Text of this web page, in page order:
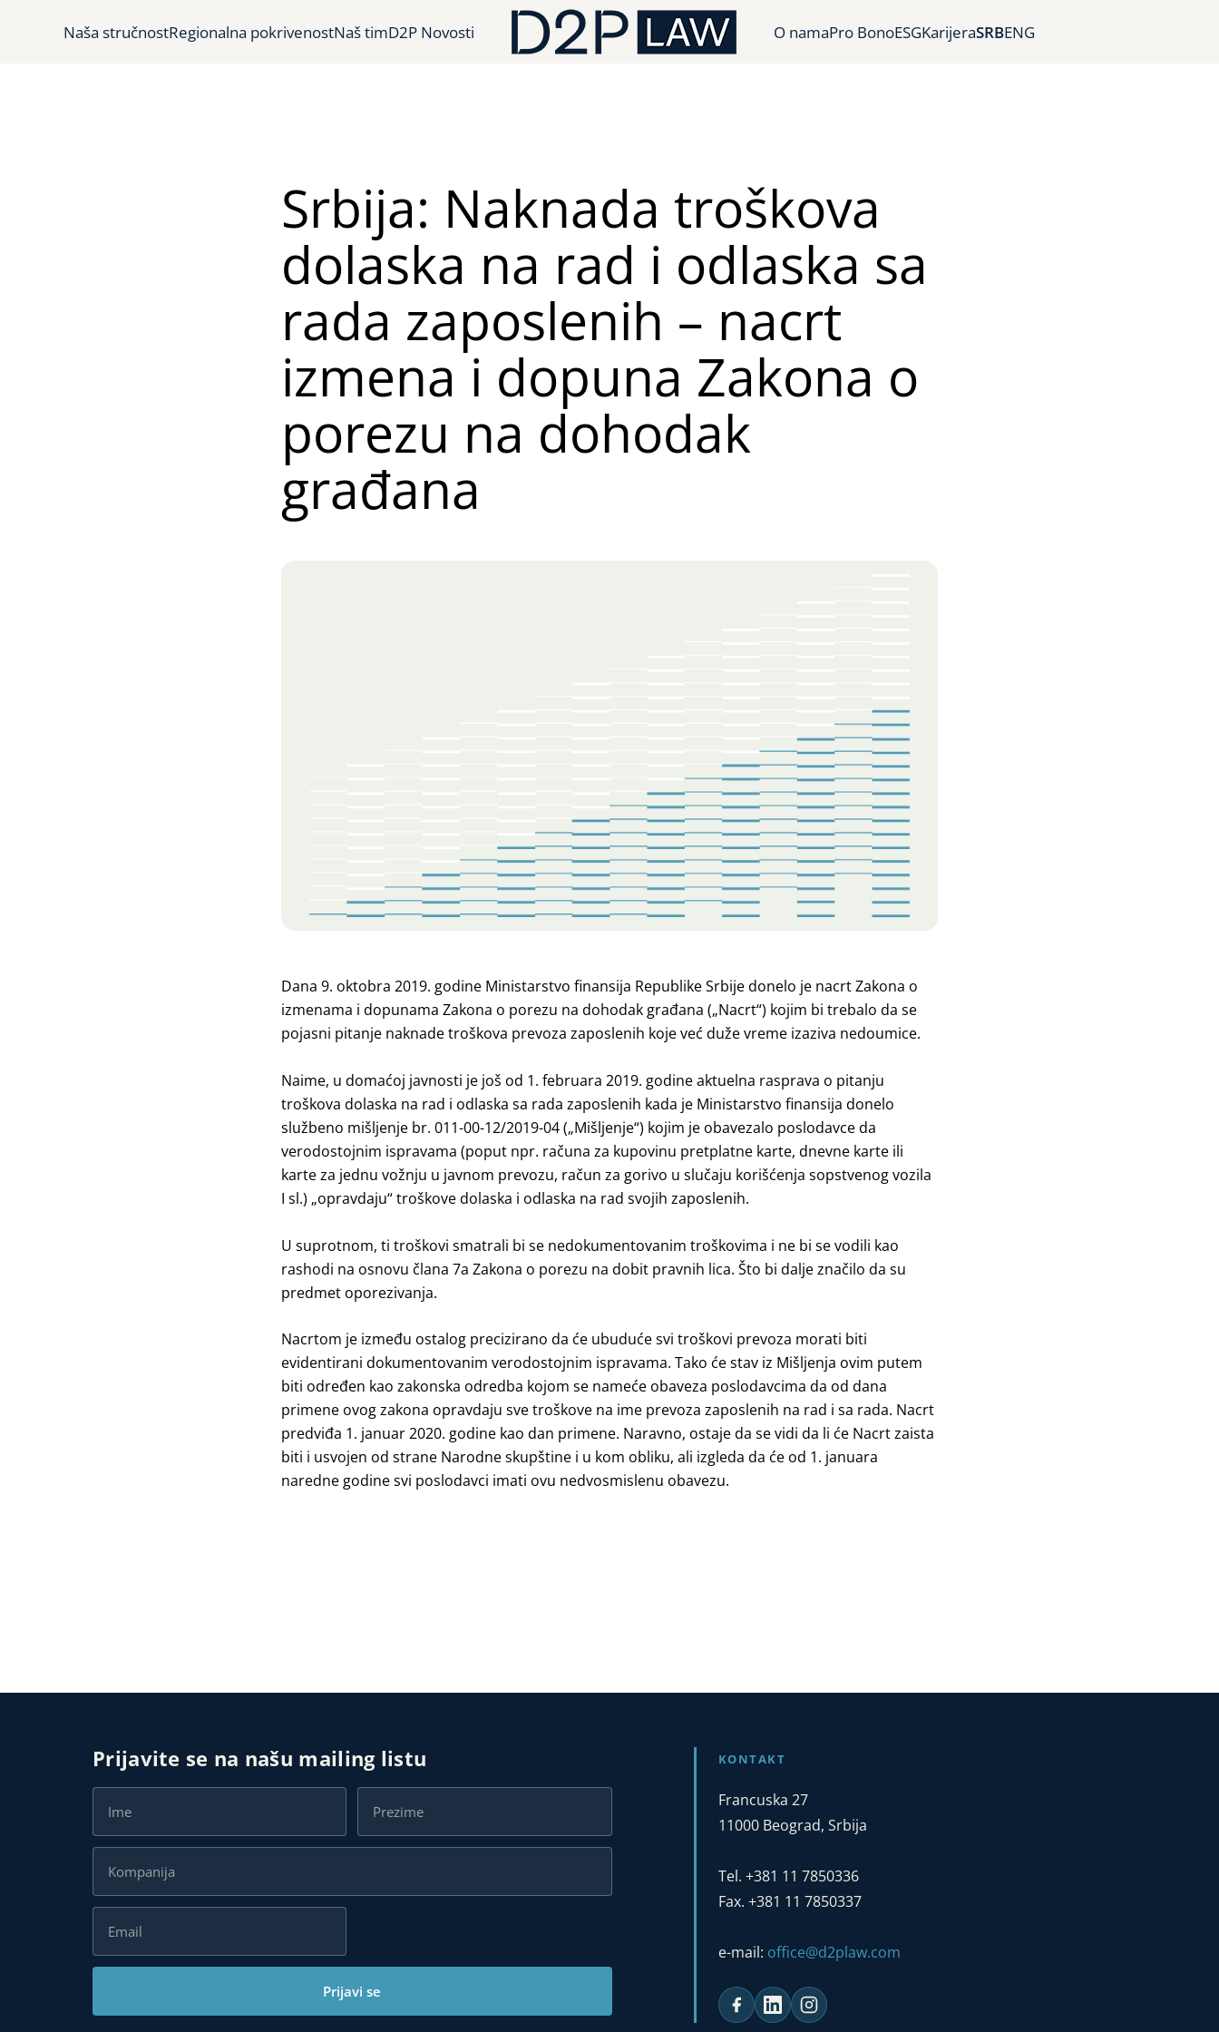
Naša stručnostRegionalna pokrivenostNaš timD2P Novosti O namaPro BonoESGKarijeraSRBENG
Srbija: Naknada troškova
dolaska na rad i odlaska sa
rada zaposlenih – nacrt
izmena i dopuna Zakona o
porezu na dohodak
građana
Dana 9. oktobra 2019. godine Ministarstvo finansija Republike Srbije donelo je nacrt Zakona o
izmenama i dopunama Zakona o porezu na dohodak građana („Nacrt“) kojim bi trebalo da se
pojasni pitanje naknade troškova prevoza zaposlenih koje već duže vreme izaziva nedoumice.
Naime, u domaćoj javnosti je još od 1. februara 2019. godine aktuelna rasprava o pitanju
troškova dolaska na rad i odlaska sa rada zaposlenih kada je Ministarstvo finansija donelo
službeno mišljenje br. 011-00-12/2019-04 („Mišljenje“) kojim je obavezalo poslodavce da
verodostojnim ispravama (poput npr. računa za kupovinu pretplatne karte, dnevne karte ili
karte za jednu vožnju u javnom prevozu, račun za gorivo u slučaju korišćenja sopstvenog vozila
I sl.) „opravdaju“ troškove dolaska i odlaska na rad svojih zaposlenih.
U suprotnom, ti troškovi smatrali bi se nedokumentovanim troškovima i ne bi se vodili kao
rashodi na osnovu člana 7a Zakona o porezu na dobit pravnih lica. Što bi dalje značilo da su
predmet oporezivanja.
Nacrtom je između ostalog precizirano da će ubuduće svi troškovi prevoza morati biti
evidentirani dokumentovanim verodostojnim ispravama. Tako će stav iz Mišljenja ovim putem
biti određen kao zakonska odredba kojom se nameće obaveza poslodavcima da od dana
primene ovog zakona opravdaju sve troškove na ime prevoza zaposlenih na rad i sa rada. Nacrt
predviđa 1. januar 2020. godine kao dan primene. Naravno, ostaje da se vidi da li će Nacrt zaista
biti i usvojen od strane Narodne skupštine i u kom obliku, ali izgleda da će od 1. januara
naredne godine svi poslodavci imati ovu nedvosmislenu obavezu.
Prijavite se na našu mailing listu
Prijavi se
KONTAKT
Francuska 27
11000 Beograd, Srbija
Tel. +381 11 7850336
Fax. +381 11 7850337
e-mail: office@d2plaw.com